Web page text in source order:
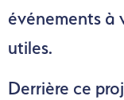
événements à
utiles.
Derrière ce